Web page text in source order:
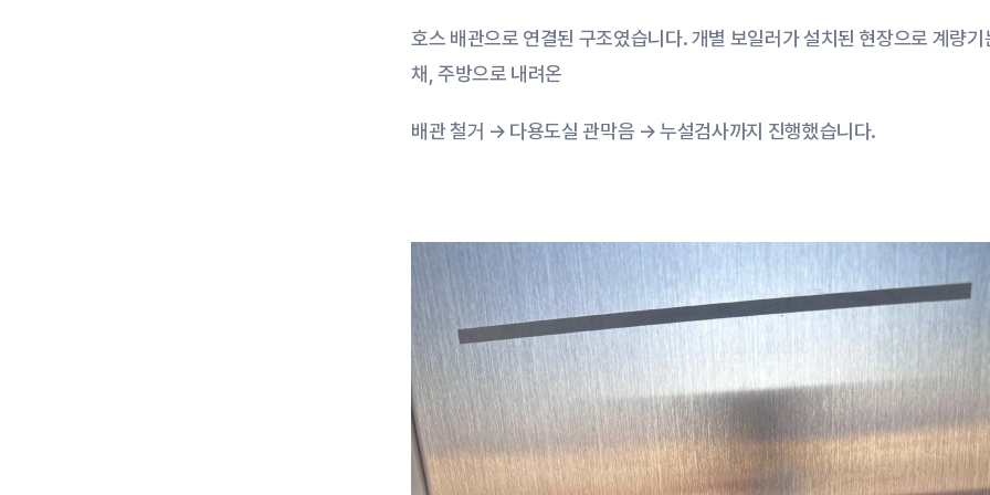
호스 배관으로 연결된 구조였습니다. 개별 보일러가 설치된 현장으로 계량기
채, 주방으로 내려온
배관 철거 → 다용도실 관막음 → 누설검사까지 진행했습니다.